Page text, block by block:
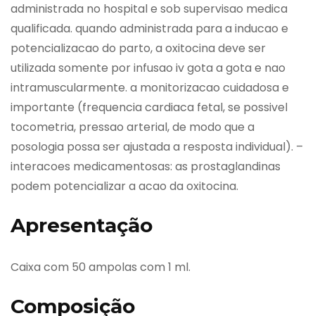
administrada no hospital e sob supervisao medica
qualificada. quando administrada para a inducao e
potencializacao do parto, a oxitocina deve ser
utilizada somente por infusao iv gota a gota e nao
intramuscularmente. a monitorizacao cuidadosa e
importante (frequencia cardiaca fetal, se possivel
tocometria, pressao arterial, de modo que a
posologia possa ser ajustada a resposta individual). –
interacoes medicamentosas: as prostaglandinas
podem potencializar a acao da oxitocina.
Apresentação
Caixa com 50 ampolas com 1 ml.
Composição